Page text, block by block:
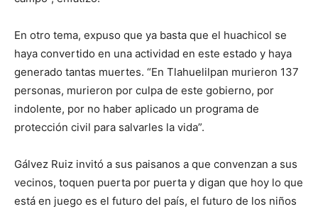
En otro tema, expuso que ya basta que el huachicol se
haya convertido en una actividad en este estado y haya
generado tantas muertes. “En Tlahuelilpan murieron 137
personas, murieron por culpa de este gobierno, por
indolente, por no haber aplicado un programa de
protección civil para salvarles la vida”.
Gálvez Ruiz invitó a sus paisanos a que convenzan a sus
vecinos, toquen puerta por puerta y digan que hoy lo que
está en juego es el futuro del país, el futuro de los niños